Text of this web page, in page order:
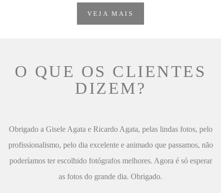
VEJA MAIS
O QUE OS CLIENTES
DIZEM?
Obrigado a Gisele Agata e Ricardo Agata, pelas lindas fotos, pelo
profissionalismo, pelo dia excelente e animado que passamos, não
poderíamos ter escolhido fotógrafos melhores. Agora é só esperar
as fotos do grande dia. Obrigado.